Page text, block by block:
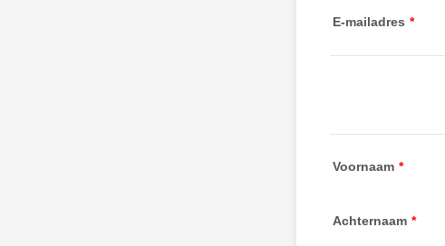
E-mailadres *
Voornaam *
Achternaam *